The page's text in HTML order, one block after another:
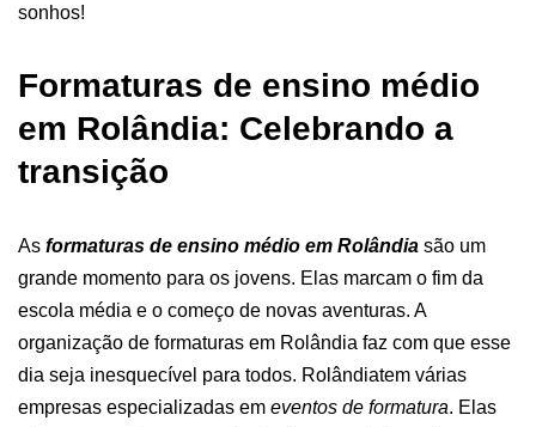
sonhos!
Formaturas de ensino médio
em Rolândia: Celebrando a
transição
As formaturas de ensino médio em Rolândia são um
grande momento para os jovens. Elas marcam o fim da
escola média e o começo de novas aventuras. A
organização de formaturas em Rolândia faz com que esse
dia seja inesquecível para todos. Rolândiatem várias
empresas especializadas em eventos de formatura. Elas